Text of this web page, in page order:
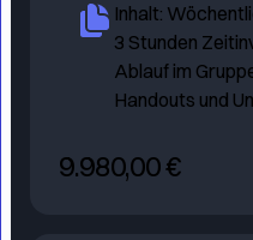
Inhalt:
3 Stunden
Ablauf im
Handouts und
9.980,00 €